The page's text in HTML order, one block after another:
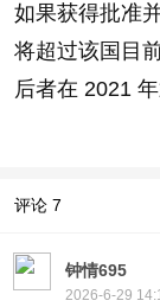
如果获得批准
将超过该国目
后者在 2021
评论 7
钟情695
2026-6-29